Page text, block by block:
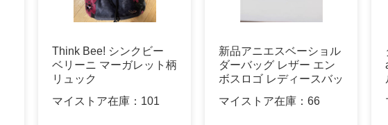
Think Bee! シンクビー
ベリーニ マーガレット柄
リュック
マイストア在庫： 101
新品アニエスベーショル
ダーバッグ レザー エン
ボスロゴ レディースバッ
マイストア在庫： 66